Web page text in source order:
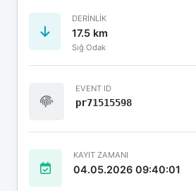
DERINLIK
17.5 km
Sığ Odak
EVENT ID
pr71515598
KAYIT ZAMANI
04.05.2026 09:40:01